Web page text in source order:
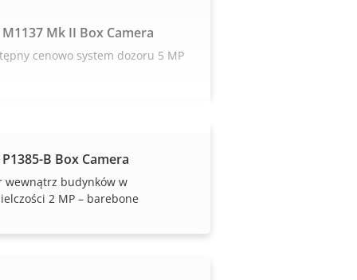
M1137 Mk II Box Camera
cenowo system dozoru 5 MP
P1385-B Box Camera
wewnątrz budynków w
2 MP – barebone